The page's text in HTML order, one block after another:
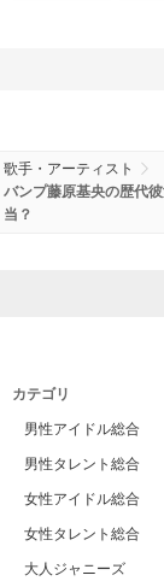
歌手・アーティスト
バンプ藤原基央の歴代
当？
カテゴリ
男性アイドル総合
男性タレント総合
女性アイドル総合
女性タレント総合
大人ジャニーズ